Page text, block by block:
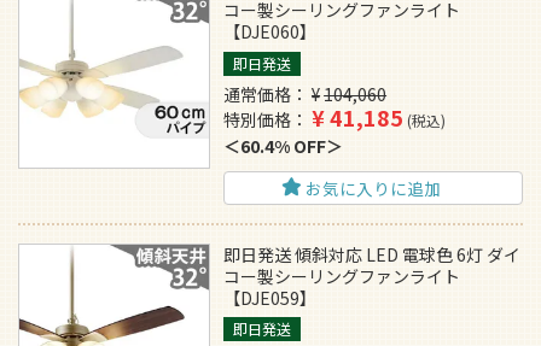
コー製シーリングファンライト
【DJE060】
即日発送
通常価格 ¥104,060
特別価格
¥41,185 税込
60.4% OFF
お気に入りに追加
即日発送 傾斜対応 LED 電球色 6灯 ダイ
コー製シーリングファンライト
【DJE059】
即日発送